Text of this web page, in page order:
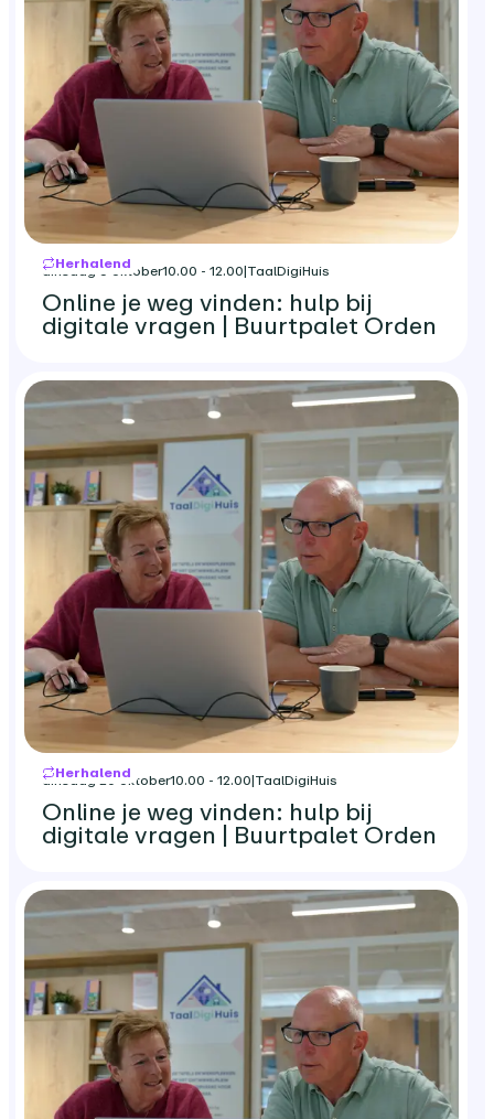
Herhalend
dinsdag 6 oktober10.00 - 12.00|TaalDigiHuis
Online je weg vinden: hulp bij
digitale vragen | Buurtpalet Orden
Herhalend
dinsdag 20 oktober10.00 - 12.00|TaalDigiHuis
Online je weg vinden: hulp bij
digitale vragen | Buurtpalet Orden